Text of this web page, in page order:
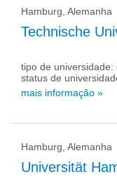
Hamburg, Alemanha
Technische
tipo de universidade:
status de
mais informação »
Hamburg, Alemanha
Universität